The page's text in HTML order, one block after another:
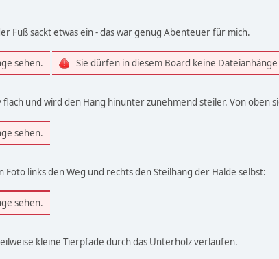
Fuß sackt etwas ein - das war genug Abenteuer für mich.
sehen. Sie dürfen in diesem Board keine
und wird den Hang hinunter zunehmend steiler. Von oben
sehen.
links den Weg und rechts den Steilhang der Halde selbst:
sehen.
kleine Tierpfade durch das Unterholz verlaufen.